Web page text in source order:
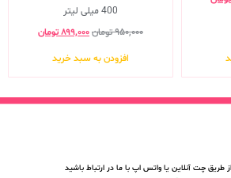
400 میلی لیتر
۹۵۰,۰۰۰تومان۸۹۹,۰۰۰تومان
افزودن به سبد خرید
طریق چت آنلاین یا واتس اپ با ما در ارتباط باشید